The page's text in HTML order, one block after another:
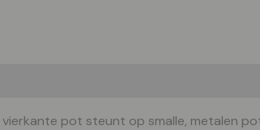
pot steunt op smalle, metalen